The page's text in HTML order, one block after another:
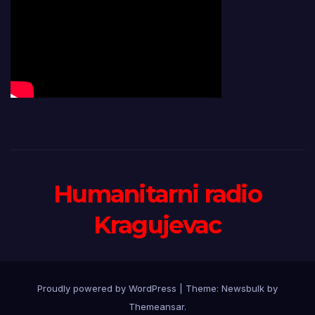
Humanitarni radio
Kragujevac
Proudly powered by WordPress Theme: Newsbulk by
Themeansar.